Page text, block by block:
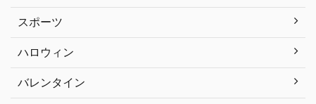
スポーツ
ハロウィン
バレンタイン